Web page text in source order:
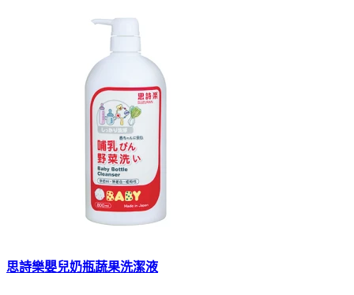
思詩樂嬰兒奶瓶蔬果洗潔液